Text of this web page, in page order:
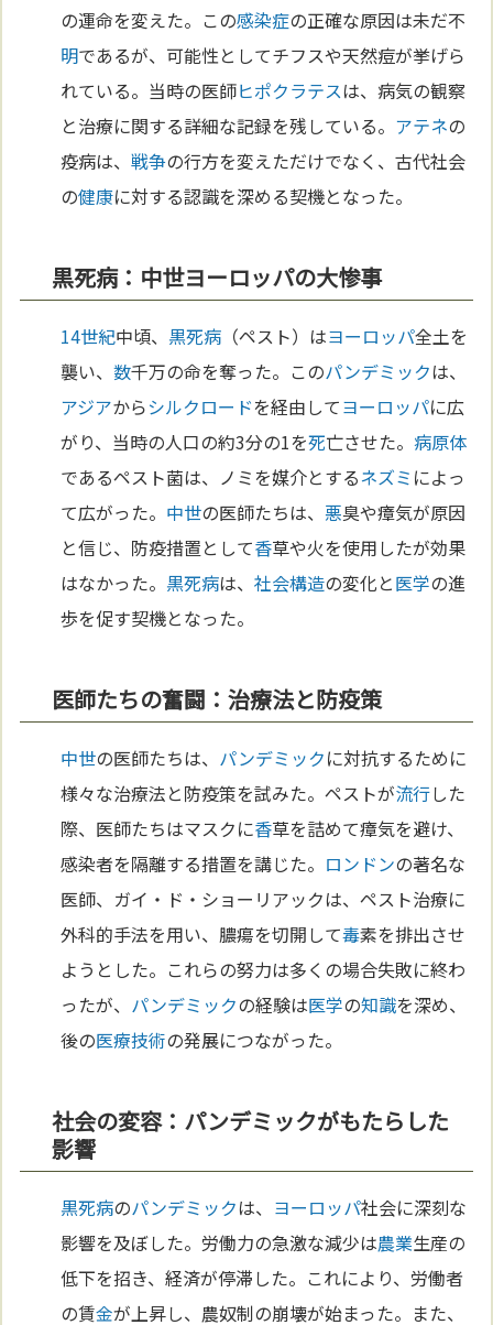
の運命を変えた。この感染症の正確な原因は未だ不
明であるが、可能性としてチフスや天然痘が挙げら
れている。当時の医師ヒポクラテスは、病気の観察
と治療に関する詳細な記録を残している。 アテネの
疫病は、戦争の行方を変えただけでなく、古代社会
の健康に対する認識を深める契機となった。
黒死病：中世ヨーロッパの大惨事
14世紀中頃、 黒死病 （ペスト）はヨーロッパ全土を
襲い、数千万の命を奪った。このパンデミックは、
アジアからシルクロードを経由してヨーロッパに広
がり、当時の人口の約3分の1を死亡させた。病原体
であるペスト菌は、ノミを媒介とするネズミ によっ
て広がった。 中世の医師たちは、悪臭や瘴気が原因
と信じ、防疫措置として香草や火を使用したが効果
はなかった。 黒死病は、社会構造の変化と医学の進
歩を促す契機となった。
医師たちの奮闘：治療法と防疫策
中世の医師たちは、 パンデミックに対抗するために
様々な治療法と防疫策を試みた。ペストが流行した
際、医師たちはマスクに香草を詰めて瘴気を避け、
感染者を隔離する措置を講じた。 ロンドンの著名な
医師、ガイ・ド・ショーリアックは、ペスト治療に
外科的手法を用い、膿瘍を切開して毒素を排出させ
ようとした。これらの努力は多くの場合失敗に終わ
ったが、 パンデミックの経験は医学の知識を深め、
後の医療技術の発展につながった。
社会の変容：パンデミックがもたらした
影響
黒死病のパンデミックは、 ヨーロッパ社会に深刻な
影響を及ぼした。労働力の急激な減少は農業生産の
低下を招き、経済が停滞した。これにより、労働者
の賃金が上昇し、農奴制の崩壊が始まった。また、